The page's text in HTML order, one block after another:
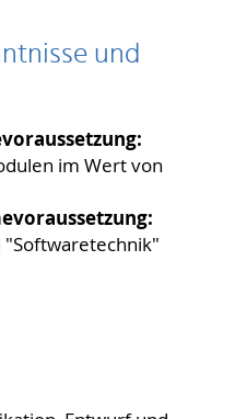
und
im Wert von
"Softwaretechnik"